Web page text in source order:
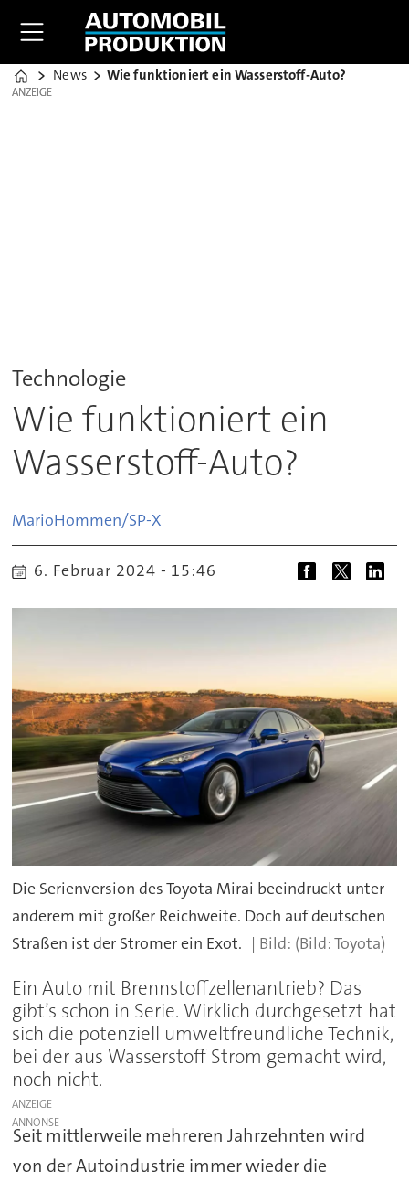
Home
News Wie funktioniert ein Wasserstoff-Auto?
ANZEIGE
ANZEIGE
Technologie
Wie funktioniert ein
Wasserstoff-Auto?
MarioHommen/SP-X
6. Februar 2024 - 15:46
Die Serienversion des Toyota Mirai beeindruckt unter
anderem mit großer Reichweite. Doch auf deutschen
Straßen ist der Stromer ein Exot.
(Bild: Toyota)
Ein Auto mit Brennstoffzellenantrieb? Das
gibt’s schon in Serie. Wirklich durchgesetzt hat
sich die potenziell umweltfreundliche Technik,
bei der aus Wasserstoff Strom gemacht wird,
noch nicht.
ANZEIGE
Seit mittlerweile mehreren Jahrzehnten wird
von der Autoindustrie immer wieder die